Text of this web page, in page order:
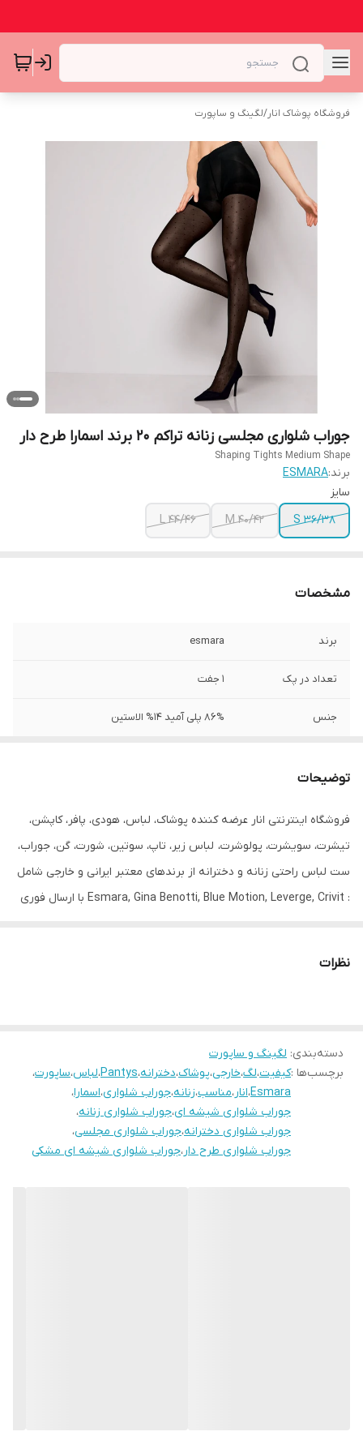
فروشگاه پوشاک انار/لگینگ و ساپورت
جوراب شلواری مجلسی زنانه تراکم 20 برند اسمارا طرح دار
Shaping Tights Medium Shape
برند:ESMARA
سایز
S 36/38
M 40/42
L 44/46
مشخصات
برند esmara
تعداد در پک 1 جفت
جنس 86% پلی آمید 14% الاستین
قابلیت بازگشت دارد
مورد استفاده
توضیحات
فروشگاه اینترنتی انار عرضه کننده پوشاک، لباس، هودی، پافر، کاپشن،
تیشرت، سویشرت، پولوشرت، لباس زیر، تاپ، سوتین، شورت، گن، جوراب،
ست لباس راحتی زنانه و دخترانه از برندهای معتبر ایرانی و خارجی شامل
: Esmara, Gina Benotti, Blue Motion, Leverge, Crivit با ارسال فوری
نظرات
دسته‌بندی: لگینگ و ساپورت
برچسب‌ها :کیفیت،لگ،خارجی،پوشاک،دخترانه،Pantys،لباس،ساپورت،
Esmara،انار،مناسب،زنانه،جوراب شلواری،اسمارا،
جوراب شلواری شیشه ای،جوراب شلواری زنانه،
جوراب شلواری دخترانه،جوراب شلواری مجلسی،
جوراب شلواری طرح دار،جوراب شلواری شیشه ای مشکی